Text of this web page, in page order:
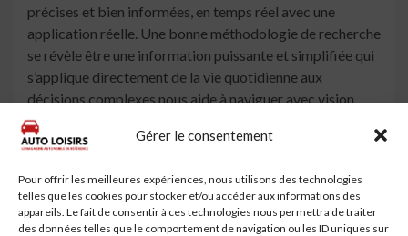
Gérer le consentement
Pour offrir les meilleures expériences, nous utilisons des technologies
telles que les cookies pour stocker et/ou accéder aux informations des
appareils. Le fait de consentir à ces technologies nous permettra de traiter
des données telles que le comportement de navigation ou les ID uniques sur
précises et bien informées, en temps réel avec une
application réelle. Une bonne méthodologie de recherche
se révèle être une information puissante et simplifiée qui
s’applique directement de la vie quotidienne aux
décisions complexes nous aide à naviguer avec vision,
objectif et stratégies bien armées. Chez Acquire Market
Research, nous nous efforçons constamment d’innover
dans nos rapports.
Nous contacter: